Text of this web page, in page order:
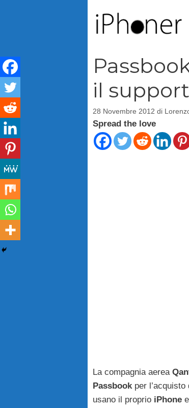
il
28 Novembre 2012 di
Spread the love
La compagnia aerea
Passbookper l’acquisto
usano il proprio iPhone